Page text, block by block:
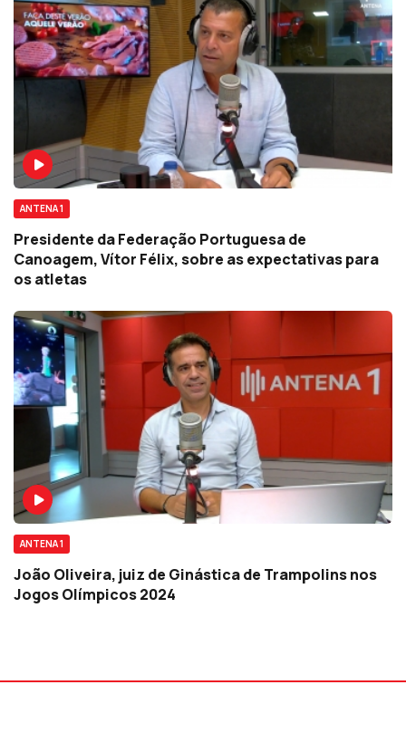
ANTENA 1
Presidente da Federação Portuguesa de
Canoagem, Vítor Félix, sobre as expectativas para
os atletas
ANTENA 1
João Oliveira, juiz de Ginástica de Trampolins nos
Jogos Olímpicos 2024